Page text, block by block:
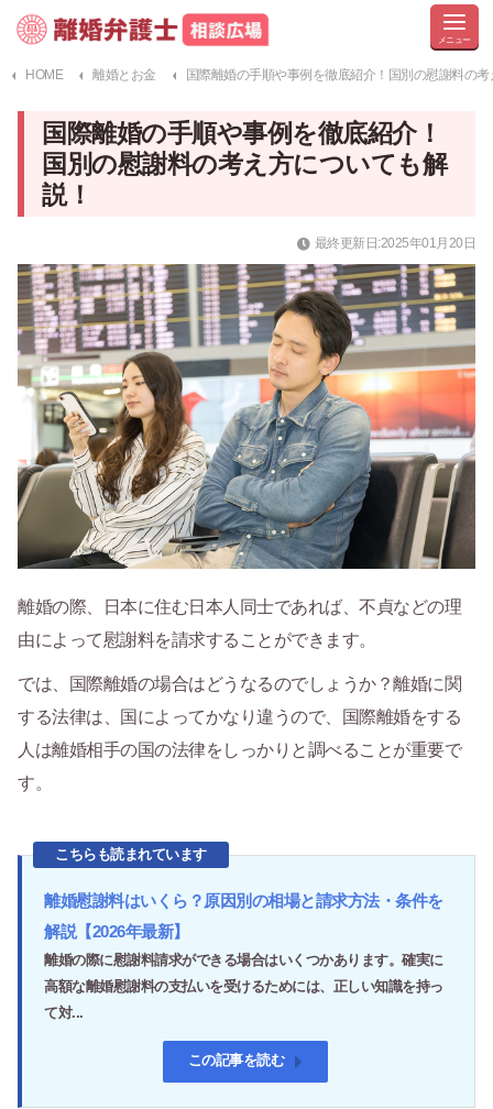
HOME 離婚とお金 国際離婚の手順や事例を徹底紹介！国別の慰謝料の
国際離婚の手順や事例を徹底紹介！
国別の慰謝料の考え方についても解
説！
最終更新日:2025年01月20日
離婚の際、日本に住む日本人同士であれば、不貞などの理
由によって慰謝料を請求することができます。
では、国際離婚の場合はどうなるのでしょうか？離婚に関
する法律は、国によってかなり違うので、国際離婚をする
人は離婚相手の国の法律をしっかりと調べることが重要で
す。
こちらも読まれています
離婚慰謝料はいくら？原因別の相場と請求方法・条件を
解説【2026年最新】
離婚の際に慰謝料請求ができる場合はいくつかあります。確実に
高額な離婚慰謝料の支払いを受けるためには、正しい知識を持っ
て対...
この記事を読む